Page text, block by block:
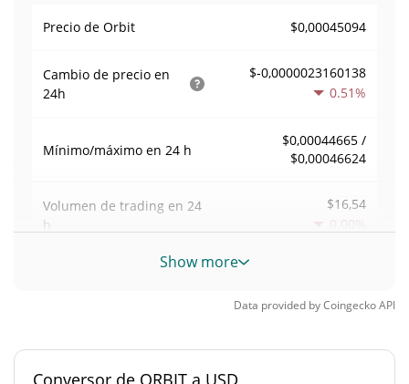
Precio de Orbit $0,00045094
Cambio de precio en
24h
$-0,0000023160138
0.51%
Mínimo/máximo en 24 h
$0,00044665 /
$0,00046624
Volumen de trading en 24
h
$16,54
0.00%
Volumen/capitalización de
0,0000048170259%
Show more
Data provided byCoingeckoAPI
Conversor de ORBIT a USD